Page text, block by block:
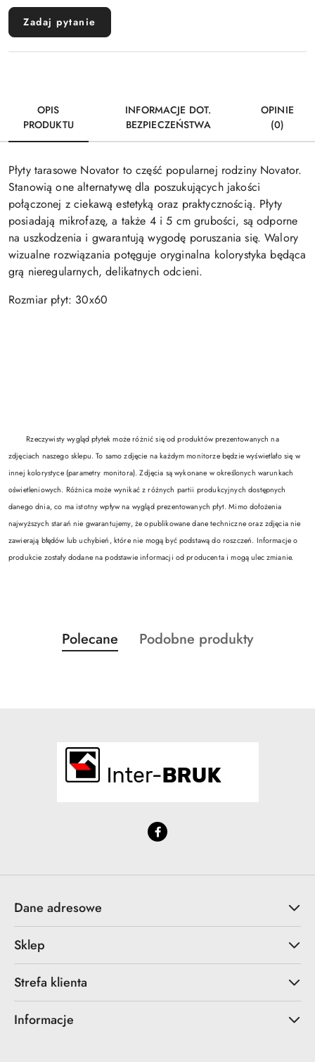
Zadaj pytanie
OPIS
PRODUKTU
INFORMACJE DOT.
BEZPIECZEŃSTWA
OPINIE
(0)
Płyty tarasowe Novator to część popularnej rodziny Novator.
Stanowią one alternatywę dla poszukujących jakości
połączonej z ciekawą estetyką oraz praktycznością. Płyty
posiadają mikrofazę, a także 4 i 5 cm grubości, są odporne
na uszkodzenia i gwarantują wygodę poruszania się. Walory
wizualne rozwiązania potęguje oryginalna kolorystyka będąca
grą nieregularnych, delikatnych odcieni.
Rozmiar płyt: 30x60
Rzeczywisty wygląd płytek może różnić się od produktów prezentowanych na
zdjęciach naszego sklepu. To samo zdjęcie na każdym monitorze będzie wyświetlało się w
innej kolorystyce (parametry monitora). Zdjęcia są wykonane w określonych warunkach
oświetleniowych. Różnica może wynikać z różnych partii produkcyjnych dostępnych
danego dnia, co ma istotny wpływ na wygląd prezentowanych płyt. Mimo dołożenia
najwyższych starań nie gwarantujemy, że opublikowane dane techniczne oraz zdjęcia nie
zawierają błędów lub uchybień, które nie mogą być podstawą do roszczeń. Informacje o
produkcie zostały dodane na podstawie informacji od producenta i mogą ulec zmianie.
Pomiń karuzelę produktów
Produkty
o
Polecane
Produkty
Podobne produkty
Dane adresowe
Sklep
Strefa klienta
Informacje